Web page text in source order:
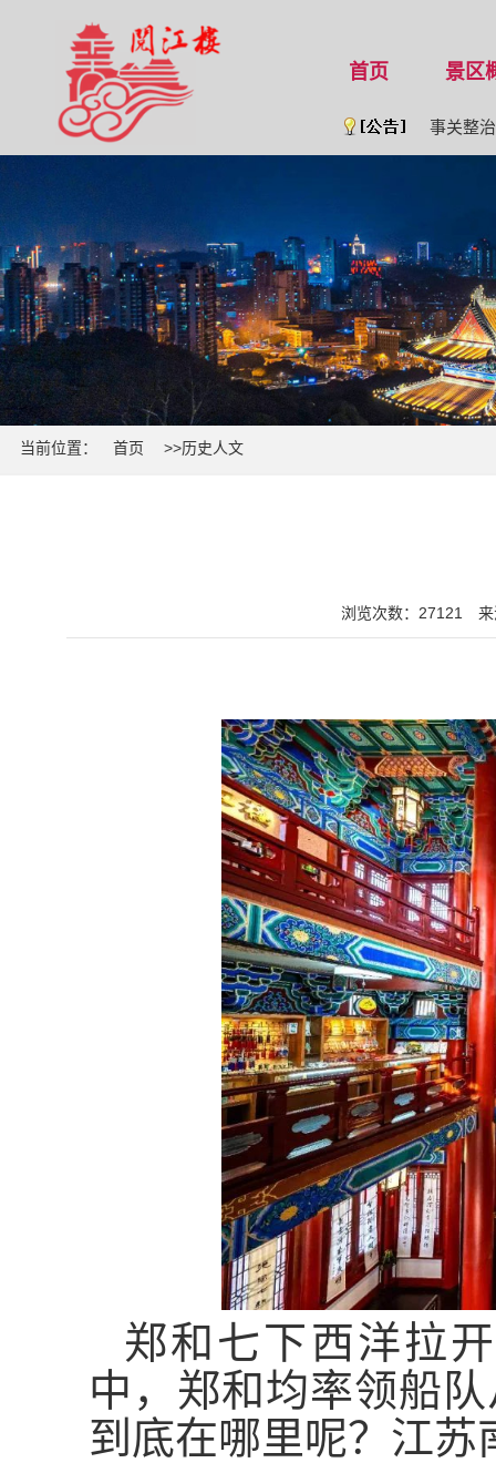
首页 景区
公 告
当前位置： 首页 >>历史人文
浏览次数：27121
郑和七下西洋拉
中，郑和均率领船
到底在哪里呢？江